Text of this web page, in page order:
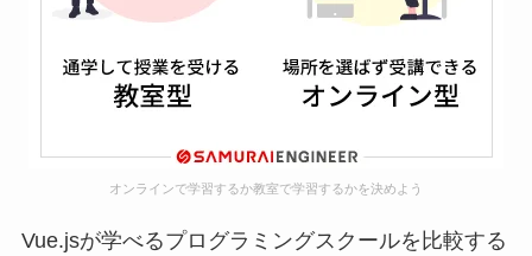
オンラインで学習するか教室で学習するかを決めよう
Vue.jsが学べるプログラミングスクールを比較する